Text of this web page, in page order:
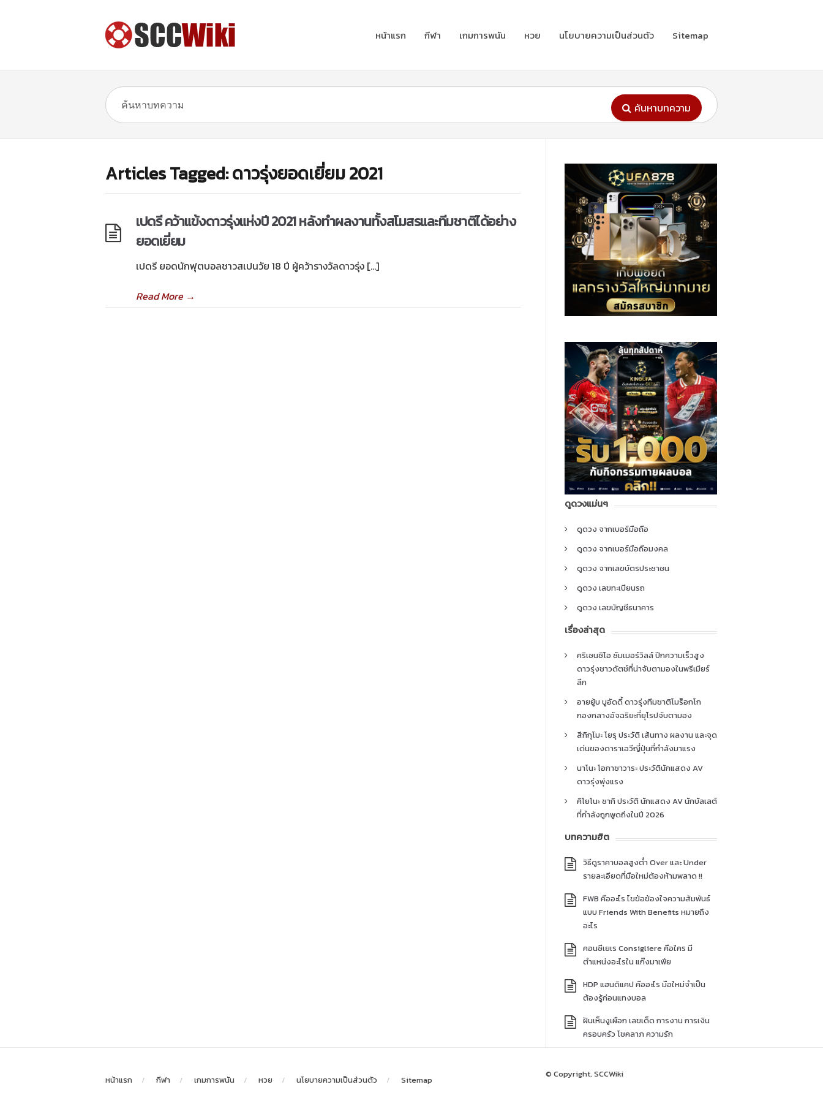
หน้าแรก กีฬา เกมการพนัน หวย นโยบายความเป็นส่วนตัว Sitemap
ค้นหาบทความ
Articles Tagged: ดาวรุ่งยอดเยี่ยม 2021
เปดรี คว้าแข้งดาวรุ่งแห่งปี 2021 หลังทำผลงานทั้งสโมสรและทีมชาติได้อย่าง
ยอดเยี่ยม
เปดรี ยอดนักฟุตบอลชาวสเปนวัย 18 ปี ผู้คว้ารางวัลดาวรุ่ง […]
Read More→
ดูดวงแม่นๆ
ดูดวง จากเบอร์มือถือ
ดูดวง จากเบอร์มือถือมงคล
ดูดวง จากเลขบัตรประชาชน
ดูดวง เลขทะเบียนรถ
ดูดวง เลขบัญชีธนาคาร
เรื่องล่าสุด
คริเซนซิโอ ซัมเมอร์วิลล์ ปีกความเร็วสูง
ดาวรุ่งชาวดัตช์ที่น่าจับตามองในพรีเมียร์
ลีก
อายยู้บ บูอัดดี้ ดาวรุ่งทีมชาติโมร็อกโก
กองกลางอัจฉริยะที่ยุโรปจับตามอง
สึกิกุโมะ โยรุ ประวัติ เส้นทาง ผลงาน และจุด
เด่นของดาราเอวีญี่ปุ่นที่กำลังมาแรง
นาโนะ โอกาซาวาระ ประวัตินักแสดง AV
ดาวรุ่งพุ่งแรง
คิโยโนะ ซากิ ประวัติ นักแสดง AV นักบัลเลต์
ที่กำลังถูกพูดถึงในปี 2026
บทความฮิต
วิธีดูราคาบอลสูงต่ำ Over และ Under
รายละเอียดที่มือใหม่ต้องห้ามพลาด !!
FWB คืออะไร ไขข้อข้องใจความสัมพันธ์
แบบ Friends With Benefits หมายถึง
อะไร
คอนซีเยเร Consigliere คือใคร มี
ตำแหน่งอะไรใน แก๊งมาเฟีย
HDP แฮนดิแคป คืออะไร มือใหม่จำเป็น
ต้องรู้ก่อนแทงบอล
ฝันเห็นงูเผือก เลขเด็ด การงาน การเงิน
ครอบครัว โชคลาภ ความรัก
หน้าแรก กีฬา เกมการพนัน หวย นโยบายความเป็นส่วนตัว Sitemap
© Copyright, SCCWiki